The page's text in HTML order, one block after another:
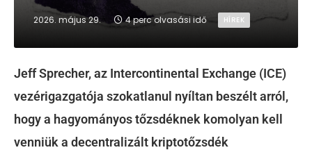
2026. május 29. 4 perc olvasási idő HÍREK
Jeff Sprecher, az Intercontinental Exchange (ICE)
vezérigazgatója szokatlanul nyíltan beszélt arról,
hogy a hagyományos tőzsdéknek komolyan kell
venniük a decentralizált kriptotőzsdék